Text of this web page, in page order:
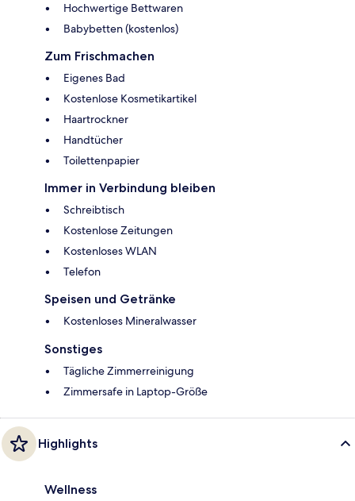
Hochwertige Bettwaren
Babybetten (kostenlos)
Zum Frischmachen
Eigenes Bad
Kostenlose Kosmetikartikel
Haartrockner
Handtücher
Toilettenpapier
Immer in Verbindung bleiben
Schreibtisch
Kostenlose Zeitungen
Kostenloses WLAN
Telefon
Speisen und Getränke
Kostenloses Mineralwasser
Sonstiges
Tägliche Zimmerreinigung
Zimmersafe in Laptop-Größe
Highlights
Wellness